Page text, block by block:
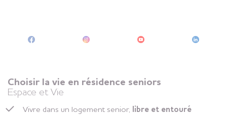
Choisir la vie en résidence seniors
Espace et Vie
Vivre dans un logement senior,
libre et entouré